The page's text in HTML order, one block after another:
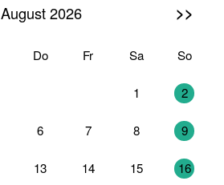
August 2026 >>
Do Fr Sa So
1 2
6 7 8 9
13 14 15 16